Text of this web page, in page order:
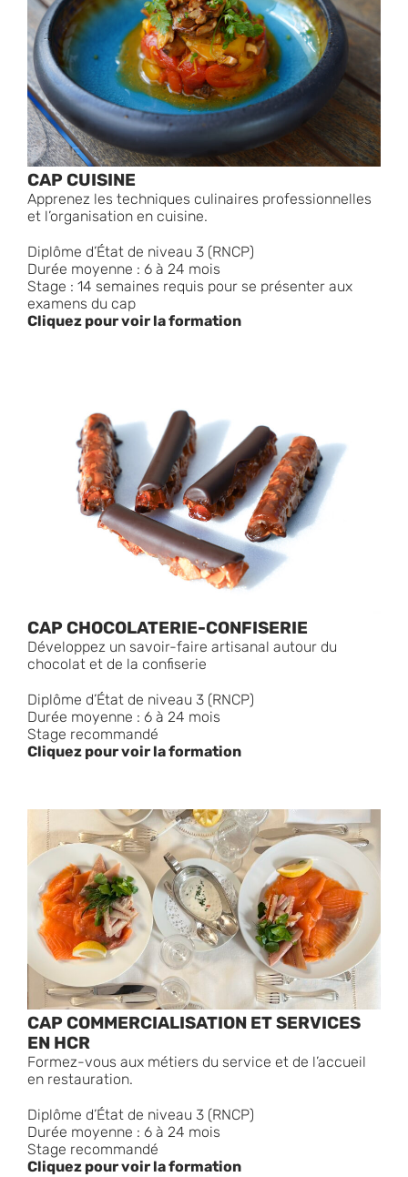
CAP CUISINE
Apprenez les techniques culinaires professionnelles
et l’organisation en cuisine.
Diplôme d’État de niveau 3 (RNCP)
Durée moyenne : 6 à 24 mois
Stage : 14 semaines requis pour se présenter aux
examens du cap
Cliquez pour voir la formation
CAP CHOCOLATERIE-CONFISERIE
Développez un savoir-faire artisanal autour du
chocolat et de la confiserie
Diplôme d’État de niveau 3 (RNCP)
Durée moyenne : 6 à 24 mois
Stage recommandé
Cliquez pour voir la formation
CAP COMMERCIALISATION ET SERVICES
EN HCR
Formez-vous aux métiers du service et de l’accueil
en restauration.
Diplôme d’État de niveau 3 (RNCP)
Durée moyenne : 6 à 24 mois
Stage recommandé
Cliquez pour voir la formation